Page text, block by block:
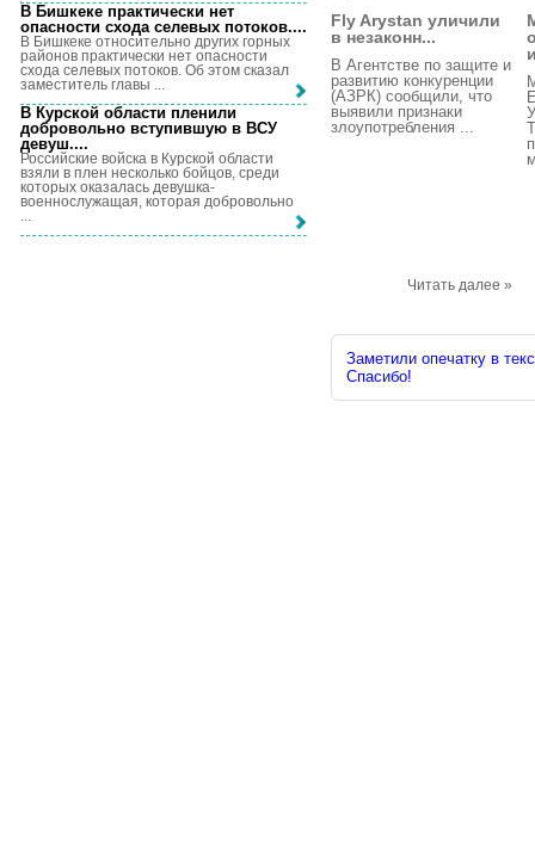
Fly Arystan уличили
в незаконн...
В Агентстве по защите и
развитию конкуренции
(АЗРК) сообщили, что
выявили признаки
злоупотребления ...
Читать далее »
Заметили опечатку в
Спасибо!
В Бишкеке практически нет
опасности схода селевых потоков....
В Бишкеке относительно других горных
районов практически нет опасности
схода селевых потоков. Об этом сказал
заместитель главы ...
В Курской области пленили
добровольно вступившую в ВСУ
девуш....
Российские войска в Курской области
взяли в плен несколько бойцов, среди
которых оказалась девушка-
военнослужащая, которая добровольно
...